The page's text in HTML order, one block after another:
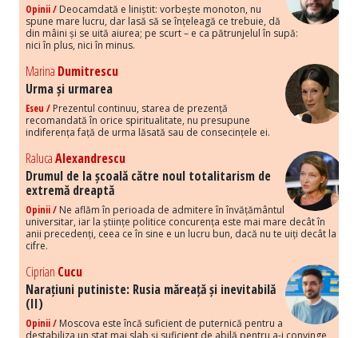
Opinii / Deocamdată e liniștit: vorbește monoton, nu
spune mare lucru, dar lasă să se înțeleagă ce trebuie, dă
din mâini și se uită aiurea; pe scurt – e ca pătrunjelul în supă:
nici în plus, nici în minus.
Marina Dumitrescu
Urma și urmarea
Eseu / Prezentul continuu, starea de prezență
recomandată în orice spiritualitate, nu presupune
indiferența față de urma lăsată sau de consecințele ei.
RalucaAlexandrescu
Drumul de la școală către noul totalitarism de
extremă dreaptă
Opinii / Ne aflăm în perioada de admitere în învățământul
universitar, iar la științe politice concurența este mai mare decât în
anii precedenți, ceea ce în sine e un lucru bun, dacă nu te uiți decât la
cifre.
Ciprian Cucu
Narațiuni putiniste: Rusia măreață și inevitabilă
(II)
Opinii / Moscova este încă suficient de puternică pentru a